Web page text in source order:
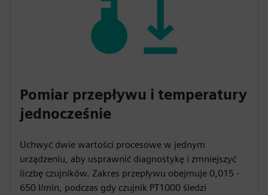
Pomiar przepływu i temperatury
jednocześnie
Uchwyć dwie wartości procesowe w jednym
urządzeniu, aby usprawnić diagnostykę i zmniejszyć
liczbę czujników. Zakres przepływu obejmuje 0,015 -
650 l/min, podczas gdy czujnik PT1000 śledzi